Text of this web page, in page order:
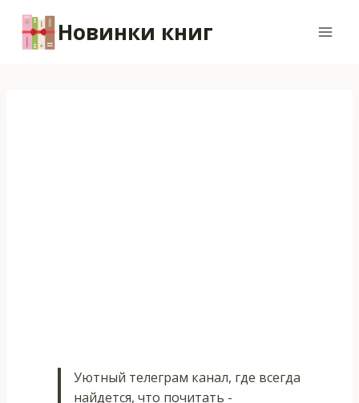
содержимому
Новинки книг
Уютный телеграм канал, где всегда
найдется, что почитать -